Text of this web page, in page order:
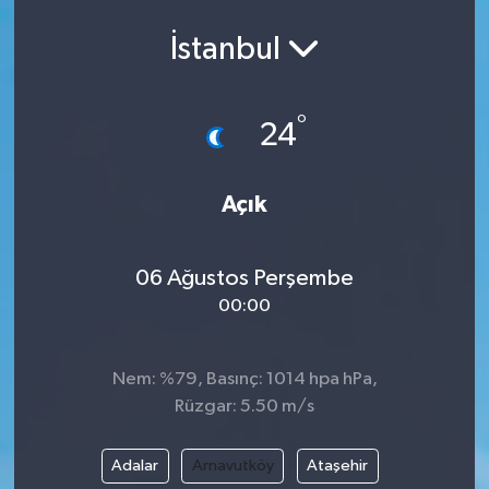
İstanbul
24°
Açık
06 Ağustos Perşembe
00:00
Nem: %79, Basınç: 1014 hpa hPa,
Rüzgar: 5.50 m/s
Adalar Arnavutköy Ataşehir